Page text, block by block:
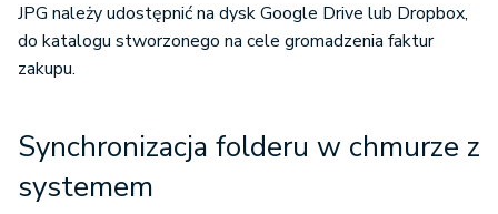
JPG należy udostępnić na dysk Google Drive lub Dropbox,
do katalogu stworzonego na cele gromadzenia faktur
zakupu.
Synchronizacja folderu w chmurze z
systemem